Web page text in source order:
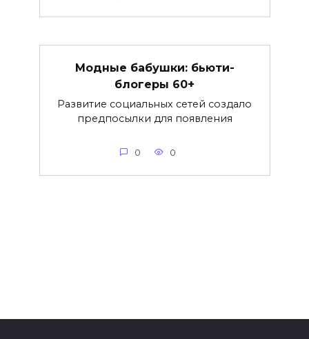
Модные бабушки: бьюти-
блогеры 60+
Развитие социальных сетей создало
предпосылки для появления
0 0